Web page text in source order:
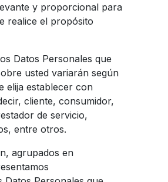
y proporcional para
realice el propósito
Datos Personales que
usted variarán según
elija establecer con
cliente, consumidor,
de servicio,
entre otros.
agrupados en